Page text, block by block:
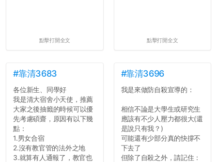
點擊打開全文 點擊打開全文
#靠清3683
各位新生、同學好
我是清大宿舍小天使，推薦
大家之後抽籤的時候可以優
先考慮碩齋，原因有以下幾
點：
1.男女合宿
2.沒有教官管的法外之地
3.就算有人通報了，教官也
#靠清3696
我是來做防自殺宣導的：
相信不論是大學生或研究生
應該有不少人壓力都很大(還
是說只有我？)
可能還有少部分真的快撐不
下去了
但除了自殺之外，請記住：